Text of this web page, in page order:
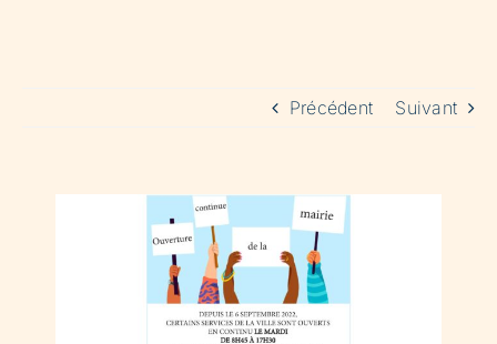
Précédent Suivant